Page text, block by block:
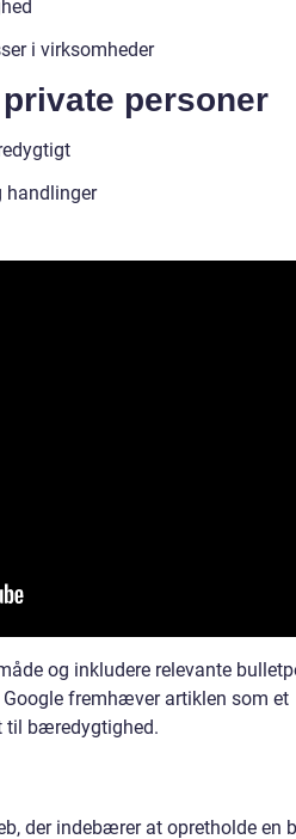
i virksomheder
personer
handlinger
og inkludere relevante
fremhæver artiklen som et
til bæredygtighed.
der indebærer at opretholde en